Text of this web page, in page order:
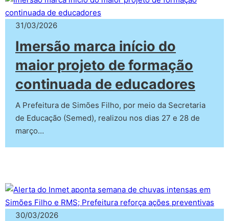
31/03/2026
Imersão marca início do
maior projeto de formação
continuada de educadores
A Prefeitura de Simões Filho, por meio da Secretaria
de Educação (Semed), realizou nos dias 27 e 28 de
março…
30/03/2026